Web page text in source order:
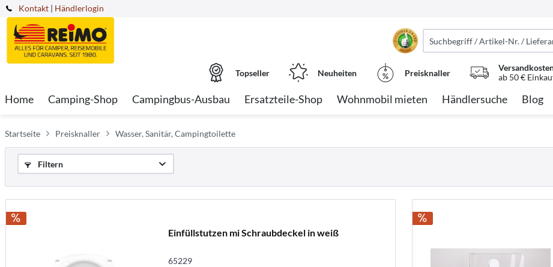
Kontakt | Händlerlogin
Topseller Neuheiten Preisknaller
ab 50 €
Home Camping-Shop Campingbus-Ausbau Ersatzteile-Shop Wohnmobil mieten Händlersuche Blog
Startseite Preisknaller Wasser, Sanitär, Campingtoilette
Filtern
Einfüllstutzen mi Schraubdeckel in weiß
65229